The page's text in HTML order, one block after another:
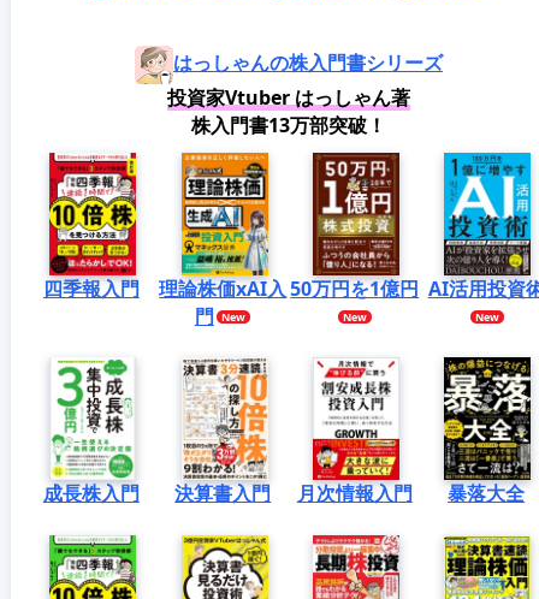
はっしゃんの株入門書シリーズ
投資家Vtuber はっしゃん著
株入門書13万部突破！
四季報入門
理論株価xAI入
門
50万円を1億円 AI活用投資
成長株入門 決算書入門 月次情報入門 暴落大全